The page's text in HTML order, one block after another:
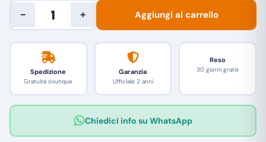
− + Aggiungi al carrello
Spedizione
Gratuita ovunque
Garanzia
Ufficiale 2 anni
Reso
30 giorni gratis
Chiedici info su WhatsApp